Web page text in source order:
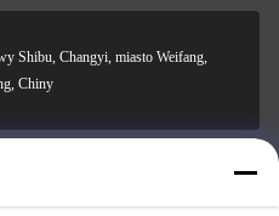
Shibu, Changyi, miasto Weifang,
Chiny